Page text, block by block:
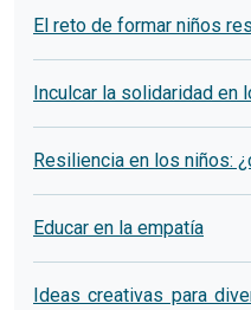
El reto de formar niños
Inculcar la solidaridad en
Resiliencia en los niños:
Educar en la empatía
Ideas creativas para